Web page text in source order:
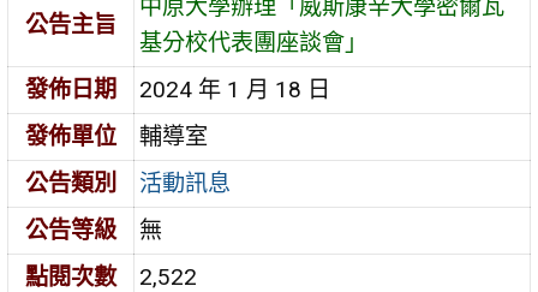
公告主旨
中原大學辦理「威斯康辛大學密爾瓦
基分校代表團座談會」
發佈日期
2024 年 1 月 18 日
發佈單位
輔導室
公告類別
活動訊息
公告等級
無
點閱次數
2,522